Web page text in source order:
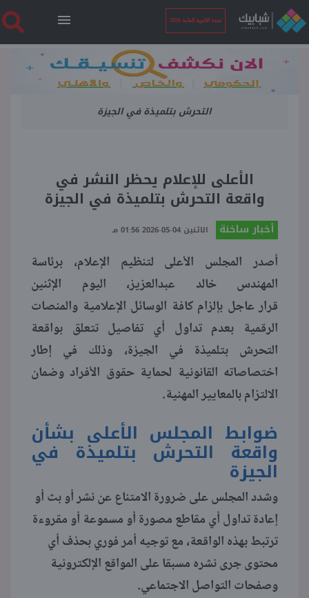
نتيجة الثانوية العامة 2026
الرئيسية
نتيجة الثانوية العامة 2026
فنجان قهوة
بوابة الطلبة
ملفات
منوعات
التحرش بتلميذة في الجيزة
الأعلى للإعلام يحظر النشر في
واقعة التحرش بتلميذة في الجيزة
أخبار ساخنة الاثنين 04-05-2026 01:56 مـ
أصدر المجلس الأعلى لتنظيم الإعلام، برئاسة
المهندس خالد عبدالعزيز، اليوم الإثنين
قرار عاجل بإلزام كافة الوسائل الإعلامية والمنصات
الرقمية بعدم تداول أي تفاصيل تتعلق بواقعة
التحرش بتلميذة في الجيزة، وذلك في إطار
اختصاصاته القانونية لحماية حقوق الأفراد وضمان
الالتزام بالمعايير المهنية.
ضوابط المجلس الأعلى بشأن
واقعة التحرش بتلميذة في
الجيزة
وشدد المجلس على ضرورة الامتناع عن نشر أو بث أو
إعادة تداول أي مقاطع مصورة أو مسموعة أو مقروءة
ترتبط بهذه الواقعة، مع توجيه أمر فوري بحذف أي
محتوى جرى نشره مسبقا على المواقع الإلكترونية
وصفحات التواصل الاجتماعي.